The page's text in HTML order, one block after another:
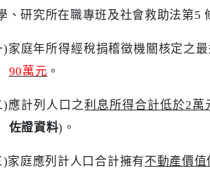
、研究所在職專班及社會救助法第5
)家庭年所得經稅捐稽徵機關核定之
90萬元 。
)應計列人口之利息所得合計低於2萬
佐證資料) 。
)家庭應列計人口合計擁有不動產價值